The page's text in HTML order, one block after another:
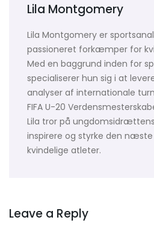
Lila Montgomery
Lila Montgomery er
passioneret forkæmper for
Med en baggrund inden for
specialiserer hun sig i at
analyser af internationale
FIFA U-20
Lila tror på
inspirere og styrke den
kvindelige atleter.
Leave a Reply